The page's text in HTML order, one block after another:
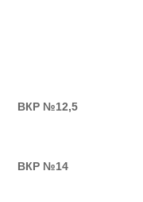
ВКР №12,5
ВКР №14